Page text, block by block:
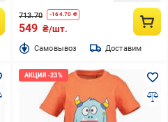
713.70 -164.70 ₴
549 ₴/шт.
Cамовывоз Доставим